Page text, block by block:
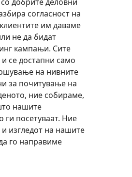
согласност на
им даваме
не да бидат
кампањи. Сите
се достапни само
на нивните
за почитување на
ние собираме,
нашите
ги посетуваат. Ние
изгледот на нашите
го направиме